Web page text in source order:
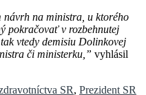
návrh na ministra, u ktorého
pokračovať v rozbehnutej
vtedy demisiu Dolinkovej
či ministerku,” vyhlásil
SR, Prezident SR